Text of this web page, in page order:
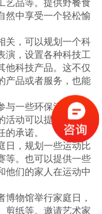
艺品等。提供野餐食
然中享受一个轻松愉
关，可以规划一个科
演，设置各种科技工
他科技产品。这不仅
产品或者服务，也能
一些环保活动，如
动可以提醒大家关
承诺。
日，规划一些运动比
等。也可以提供一些
他们的家人在运动中
博物馆举行家庭日，
剪纸等。邀请艺术家